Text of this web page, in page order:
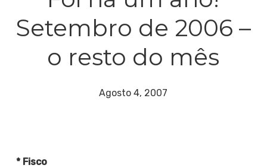
Setembro de 2006 –
o resto do mês
Agosto 4, 2007
* Fisco